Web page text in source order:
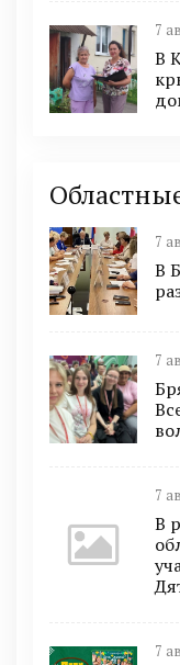
7
В
7
В
7
7
В
7